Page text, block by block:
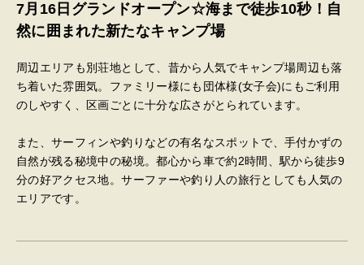
7月16日グランドオープン☆海まで徒歩10秒！自
然に囲まれた新たなキャンプ場
周辺エリアも別荘地として、昔から人気でキャンプ場周辺も落
ち着いた雰囲気。ファミリー様にも団体様(女子会)にもご利用
のしやすく、区画ごとに十分な広さがとられています。
また、サーフィンや釣りなどの有名なスポットで、手付かずの
自然が残る秘境中の秘境。都心から車で約2時間、駅から徒歩9
分の好アクセス地。サーファーや釣り人の旅行としても人気の
エリアです。